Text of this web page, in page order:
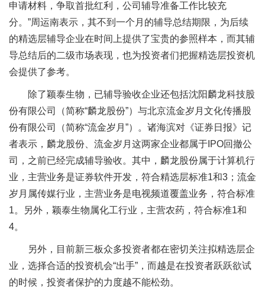
申请材料，争取首批红利，公司辅导准备工作比较充
分。”周运南表示，其不到一个月的辅导总结期限，为后续
的精选层辅导企业在时间上提供了宝贵的参照样本，而其辅
导总结后的二级市场表现，也为投资者们把握精选层投资机
会提供了参考。
除了颖泰生物，已辅导验收企业还包括沈阳麟龙科技股
份有限公司（简称“麟龙股份”）与北京流金岁月文化传播股
份有限公司（简称“流金岁月”）。诸海滨对《证券日报》记
者表示，麟龙股份、流金岁月这两家企业都属于IPO回撤公
司，之前已经完成辅导验收。其中，麟龙股份属于计算机行
业，主营业务是证券软件开发，符合精选层标准1和3；流金
岁月属传媒行业，主营业务是电视频道覆盖业务，符合标准
1。另外，颖泰生物属化工行业，主营农药，符合标准1和
4。
另外，目前新三板众多投资者都在密切关注拟精选层企
业，选择合适的投资机会“出手”，而越是在投资者跃跃欲试
的时候，投资者保护的力度越不能松劲。